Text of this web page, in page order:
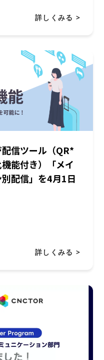
詳しくみる >
信ツール（QR*
能付き）「メイ
配信」を4月1日
詳しくみる >